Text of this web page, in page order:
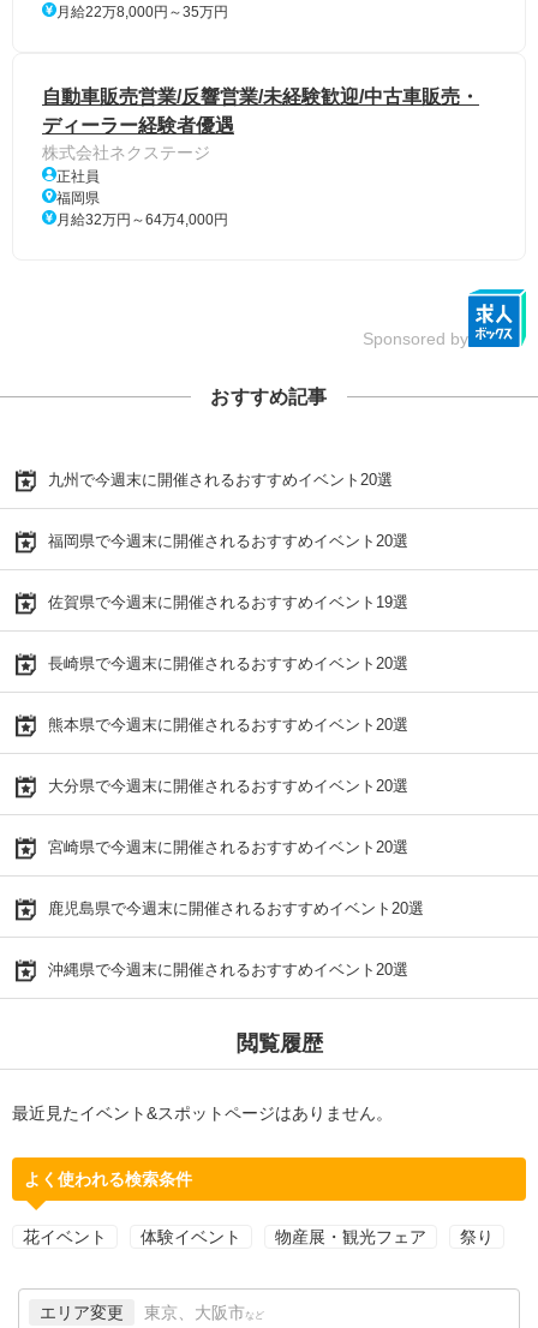
月給22万8,000円～35万円
自動車販売営業/反響営業/未経験歓迎/中古車販売・
ディーラー経験者優遇
株式会社ネクステージ
正社員
福岡県
月給32万円～64万4,000円
Sponsored by
おすすめ記事
九州で今週末に開催されるおすすめイベント20選
福岡県で今週末に開催されるおすすめイベント20選
佐賀県で今週末に開催されるおすすめイベント19選
長崎県で今週末に開催されるおすすめイベント20選
熊本県で今週末に開催されるおすすめイベント20選
大分県で今週末に開催されるおすすめイベント20選
宮崎県で今週末に開催されるおすすめイベント20選
鹿児島県で今週末に開催されるおすすめイベント20選
沖縄県で今週末に開催されるおすすめイベント20選
閲覧履歴
最近見たイベント&スポットページはありません。
よく使われる検索条件
花イベント 体験イベント 物産展・観光フェア 祭り
エリア変更 東京、大阪市 など